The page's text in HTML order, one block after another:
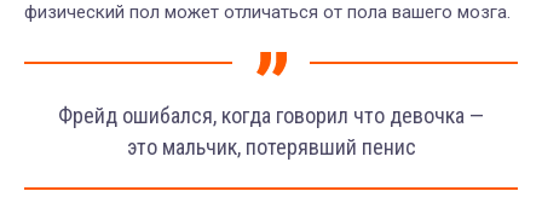
физический пол может отличаться от пола вашего мозга.
Фрейд ошибался, когда говорил что девочка —
это мальчик, потерявший пенис